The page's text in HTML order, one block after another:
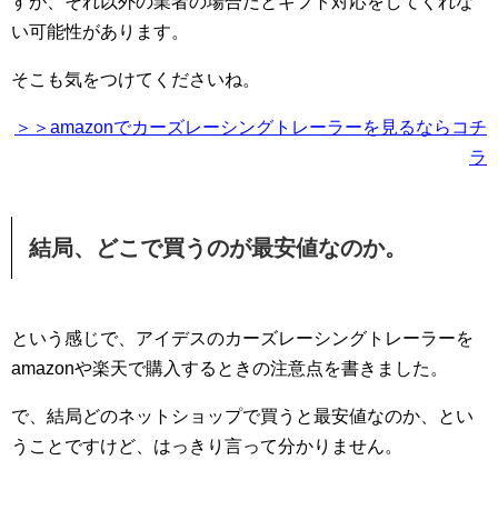
い可能性があります。
そこも気をつけてくださいね。
＞＞amazonでカーズレーシングトレーラーを見るならコチ
ラ
結局、どこで買うのが最安値なのか。
という感じで、アイデスのカーズレーシングトレーラーを
amazonや楽天で購入するときの注意点を書きました。
で、結局どのネットショップで買うと最安値なのか、とい
うことですけど、はっきり言って分かりません。